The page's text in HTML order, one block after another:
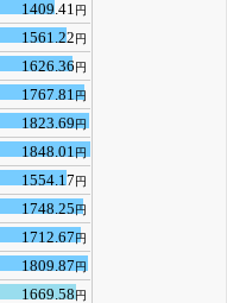
1409.41円
1561.22円
1626.36円
1767.81円
1823.69円
1848.01円
1554.17円
1748.25円
1712.67円
1809.87円
1669.58円